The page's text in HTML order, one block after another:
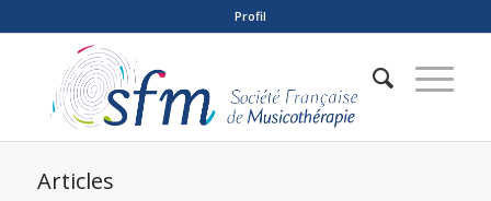
Profil
Articles